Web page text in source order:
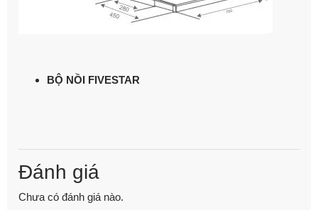
BỘ NỒI FIVESTAR
Đánh giá
Chưa có đánh giá nào.